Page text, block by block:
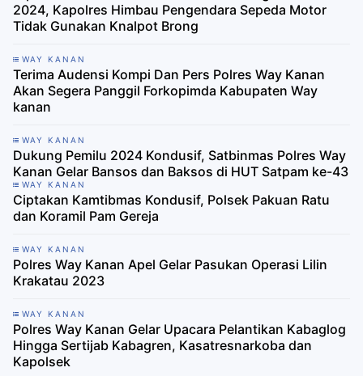
2024, Kapolres Himbau Pengendara Sepeda Motor
Tidak Gunakan Knalpot Brong
WAY KANAN
Terima Audensi Kompi Dan Pers Polres Way Kanan
Akan Segera Panggil Forkopimda Kabupaten Way
kanan
WAY KANAN
Dukung Pemilu 2024 Kondusif, Satbinmas Polres Way
Kanan Gelar Bansos dan Baksos di HUT Satpam ke-43
WAY KANAN
Ciptakan Kamtibmas Kondusif, Polsek Pakuan Ratu
dan Koramil Pam Gereja
WAY KANAN
Polres Way Kanan Apel Gelar Pasukan Operasi Lilin
Krakatau 2023
WAY KANAN
Polres Way Kanan Gelar Upacara Pelantikan Kabaglog
Hingga Sertijab Kabagren, Kasatresnarkoba dan
Kapolsek